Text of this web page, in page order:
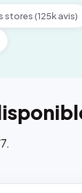
stores (125k avis)